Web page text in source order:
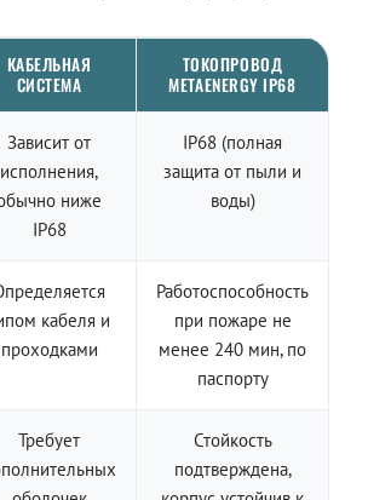
КАБЕЛЬНАЯ
СИСТЕМА
ТОКОПРОВОД
METAENERGY IP68
Зависит от
исполнения,
ниже
IP68
IP68 (полная
защита от пыли и
воды)
кабеля и
проходками
Работоспособность
при пожаре не
менее 240 мин, по
паспорту
Требует
Стойкость
подтверждена,